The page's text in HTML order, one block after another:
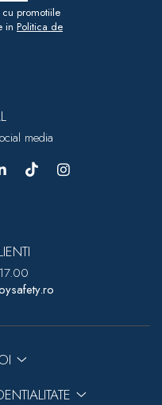
cu promotiile
in Politica de
media